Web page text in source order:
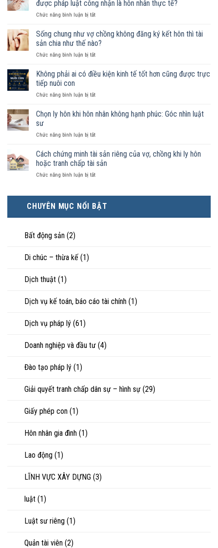
được pháp luật công nhận là hôn nhân thực tế?
Chức năng bình luận bị tắtở
nữ
sống
chung
như
chồng
hợp
được
công
là
hôn
Sống chung như vợ chồng không đăng ký kết hôn thì tài
sản chia như thế nào?
Chức năng bình luận bị tắtở
chung
chồng
đăng
hôn
tài
sản
như
nào?
Không phải ai có điều kiện kinh tế tốt hơn cũng được trực
tiếp nuôi con
Chức năng bình luận bị tắtở
phải
điều
kinh
tế
hơn
trực
tiếp
nuôi
Chọn ly hôn khi hôn nhân không hạnh phúc: Góc nhìn luật
sư
Chức năng bình luận bị tắtở
ly
hôn
khi
hôn
hạnh
phúc:
Góc
Cách chứng minh tài sản riêng của vợ, chồng khi ly hôn
hoặc tranh chấp tài sản
Chức năng bình luận bị tắtở
tài
sản
chấp
CHUYÊN MỤC NỔI BẬT
Bất động sản (2)
Di chúc – thừa kế (1)
Dịch thuật (1)
Dịch vụ kế toán, báo cáo tài chính (1)
Dịch vụ pháp lý (61)
Doanh nghiệp và đầu tư (4)
Đào tạo pháp lý (1)
Giải quyết tranh chấp dân sự – hình sự (29)
Giấy phép con (1)
Hôn nhân gia đình (1)
Lao động (1)
LĨNH VỰC XÂY DỰNG (3)
luật (1)
Luật sư riêng (1)
Quản tài viên (2)